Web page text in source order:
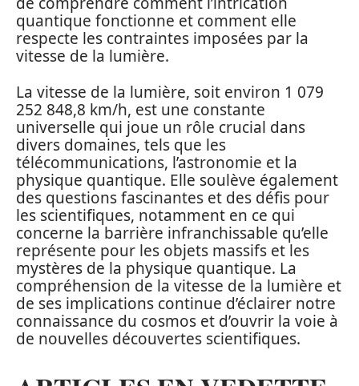
quantique fonctionne et comment elle
respecte les contraintes imposées par la
vitesse de la lumière.
La vitesse de la lumière, soit environ 1 079
252 848,8 km/h, est une constante
universelle qui joue un rôle crucial dans
divers domaines, tels que les
télécommunications, l’astronomie et la
physique quantique. Elle soulève également
des questions fascinantes et des défis pour
les scientifiques, notamment en ce qui
concerne la barrière infranchissable qu’elle
représente pour les objets massifs et les
mystères de la physique quantique. La
compréhension de la vitesse de la lumière et
de ses implications continue d’éclairer notre
connaissance du cosmos et d’ouvrir la voie à
de nouvelles découvertes scientifiques.